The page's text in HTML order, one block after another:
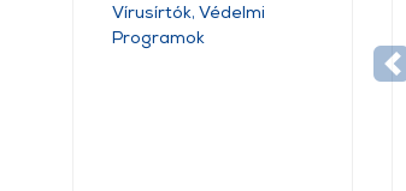
Vírusírtók, Védelmi
Programok